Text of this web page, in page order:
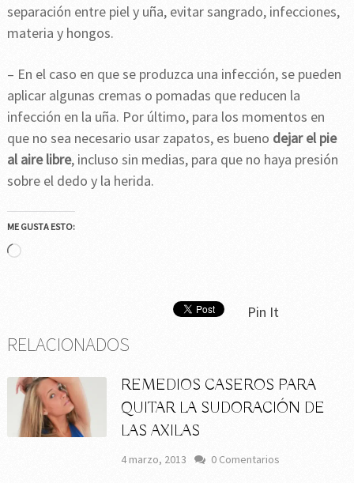
separación entre piel y uña, evitar sangrado, infecciones,
materia y hongos.
– En el caso en que se produzca una infección, se pueden
aplicar algunas cremas o pomadas que reducen la
infección en la uña. Por último, para los momentos en
que no sea necesario usar zapatos, es bueno dejar el pie
al aire libre, incluso sin medias, para que no haya presión
sobre el dedo y la herida.
ME GUSTA ESTO:
Cargando...
Pin It
RELACIONADOS
REMEDIOS CASEROS PARA
QUITAR LA SUDORACIÓN DE
LAS AXILAS
4 marzo, 2013 0 Comentarios